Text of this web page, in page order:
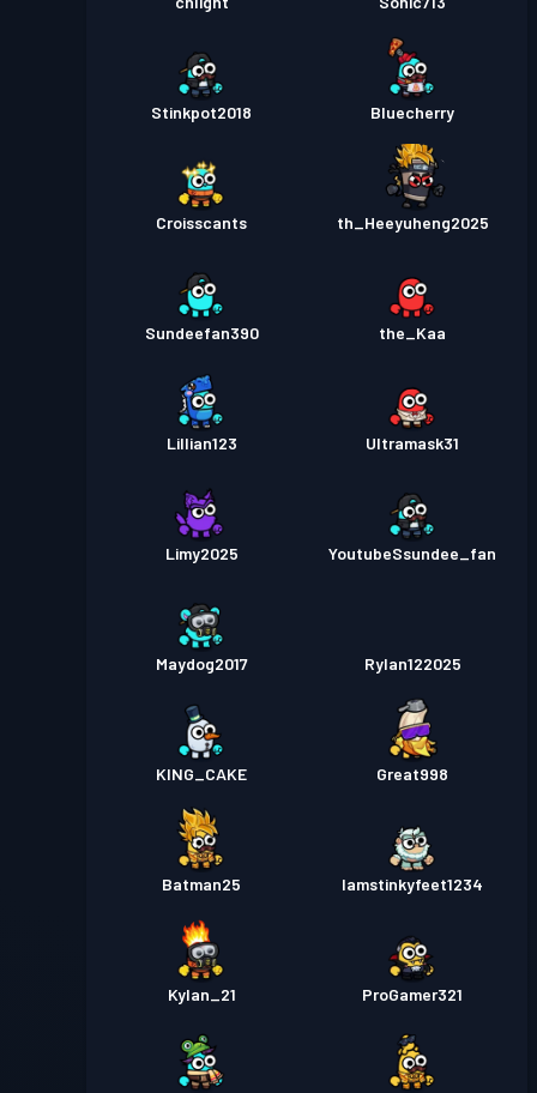
Stinkpot2018 Bluecherry
Croisscants th_Heeyuheng2025
Sundeefan390 the_Kaa
Lillian123 Ultramask31
Limy2025 YoutubeSsundee_fan
Maydog2017 Rylan122025
KING_CAKE Great998
Batman25 Iamstinkyfeet1234
Kylan_21 ProGamer321